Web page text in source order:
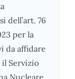
dell’art. 76
per la
da affidare
il Servizio
Nucleare